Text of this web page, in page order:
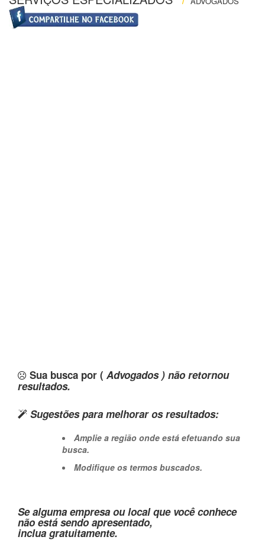
Sua busca por ( Advogados ) não retornou
resultados.
Sugestões para melhorar os resultados:
Amplie a região onde está efetuando sua
busca.
Modifique os termos buscados.
Se alguma empresa ou local que você conhece
não está sendo apresentado,
inclua gratuitamente.